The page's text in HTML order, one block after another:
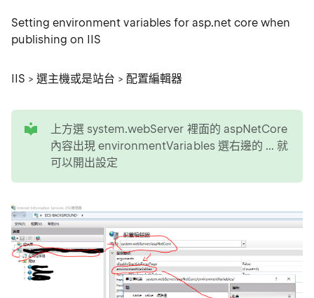
Setting environment variables for asp.net core when
publishing on IIS
IIS > 選主機或是站台 > 配置編輯器
上方選 system.webServer 裡面的 aspNetCore
內容出現 environmentVariables 選右邊的 ... 就
可以開出設定